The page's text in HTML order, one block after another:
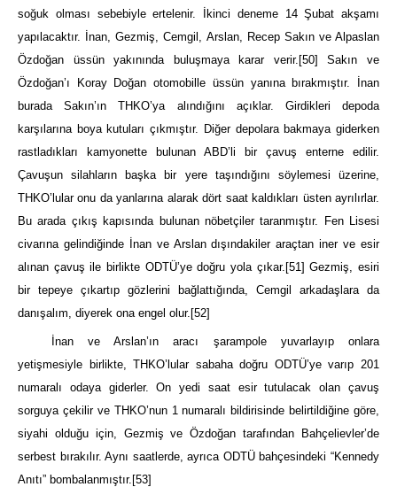
soğuk olması sebebiyle ertelenir. İkinci deneme 14 Şubat akşamı
yapılacaktır. İnan, Gezmiş, Cemgil, Arslan, Recep Sakın ve Alpaslan
Özdoğan üssün yakınında buluşmaya karar verir. [50]
Sakın ve
Özdoğan’ı Koray Doğan otomobille üssün yanına bırakmıştır. İnan
burada Sakın’ın THKO’ya alındığını açıklar. Girdikleri depoda
karşılarına boya kutuları çıkmıştır. Diğer depolara bakmaya giderken
rastladıkları kamyonette bulunan ABD’li bir çavuş enterne edilir.
Çavuşun silahların başka bir yere taşındığını söylemesi üzerine,
THKO’lular onu da yanlarına alarak dört saat kaldıkları üsten ayrılırlar.
Bu arada çıkış kapısında bulunan nöbetçiler taranmıştır. Fen Lisesi
civarına gelindiğinde İnan ve Arslan dışındakiler araçtan iner ve esir
alınan çavuş ile birlikte ODTÜ’ye doğru yola çıkar. [51] Gezmiş, esiri
bir tepeye çıkartıp gözlerini bağlattığında, Cemgil arkadaşlara da
danışalım, diyerek ona engel olur. [52]
İnan ve Arslan’ın aracı şarampole yuvarlayıp onlara
yetişmesiyle birlikte, THKO’lular sabaha doğru ODTÜ’ye varıp 201
numaralı odaya giderler. On yedi saat esir tutulacak olan çavuş
sorguya çekilir ve THKO’nun 1 numaralı bildirisinde belirtildiğine göre,
siyahi olduğu için, Gezmiş ve Özdoğan tarafından Bahçelievler’de
serbest bırakılır. Aynı saatlerde, ayrıca ODTÜ bahçesindeki “Kennedy
Anıtı” bombalanmıştır. [53]